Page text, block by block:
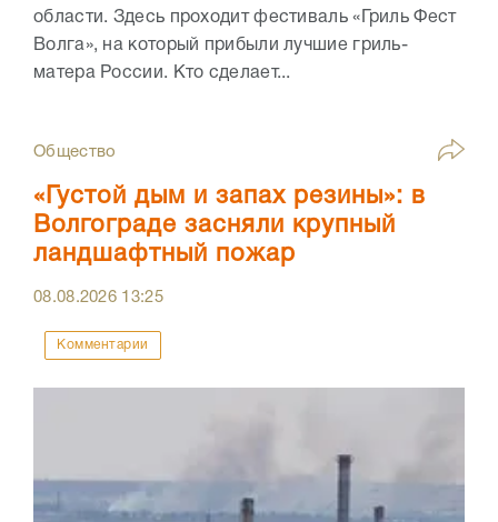
области. Здесь проходит фестиваль «Гриль Фест
Волга», на который прибыли лучшие гриль-
матера России. Кто сделает...
Общество
«Густой дым и запах резины»: в
Волгограде засняли крупный
ландшафтный пожар
08.08.2026 13:25
Комментарии